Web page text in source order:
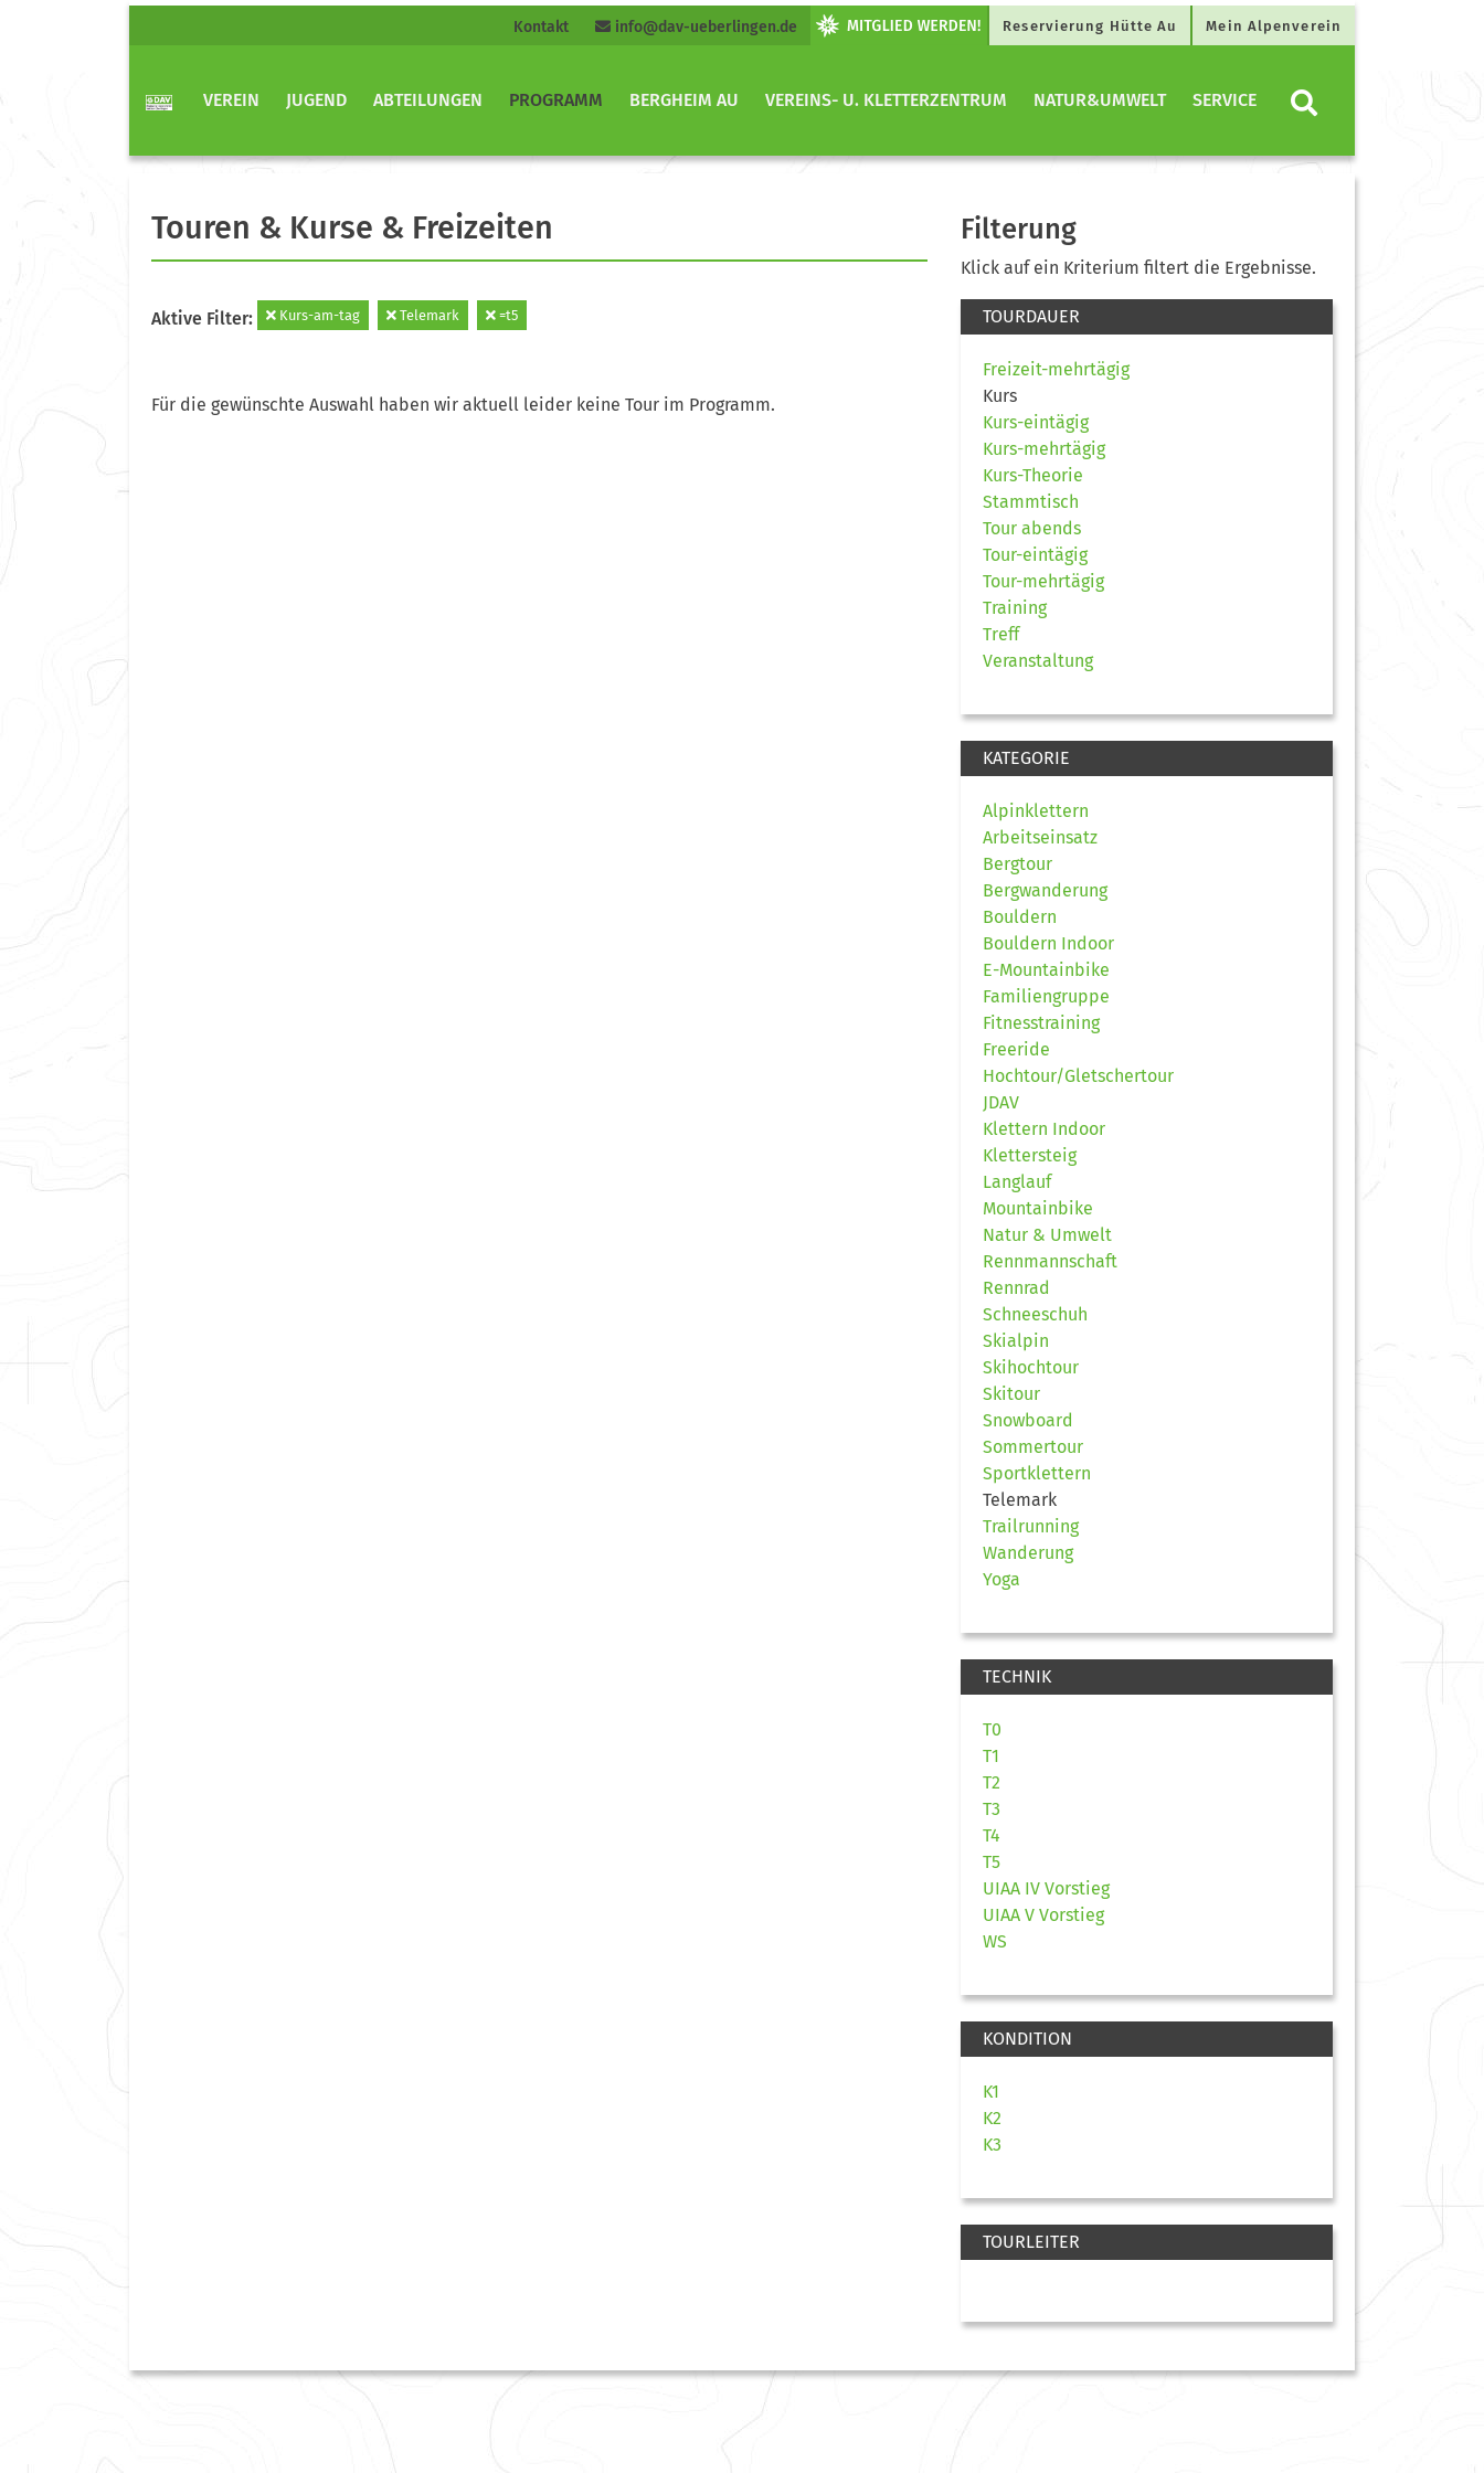
Kontakt info@dav-ueberlingen.de Reservierung Hütte Au Mein Alpenverein
VEREIN JUGEND ABTEILUNGEN PROGRAMM BERGHEIM AU VEREINS- U. KLETTERZENTRUM NATUR&UMWELT SERVICE
Touren & Kurse & Freizeiten
Aktive Filter: Kurs-am-tag Telemark =t5
Für die gewünschte Auswahl haben wir aktuell leider keine Tour im Programm.
Filterung
Klick auf ein Kriterium filtert die Ergebnisse.
TOURDAUER
Freizeit-mehrtägig
Kurs
Kurs-eintägig
Kurs-mehrtägig
Kurs-Theorie
Stammtisch
Tour abends
Tour-eintägig
Tour-mehrtägig
Training
Treff
Veranstaltung
KATEGORIE
Alpinklettern
Arbeitseinsatz
Bergtour
Bergwanderung
Bouldern
Bouldern Indoor
E-Mountainbike
Familiengruppe
Fitnesstraining
Freeride
Hochtour/Gletschertour
JDAV
Klettern Indoor
Klettersteig
Langlauf
Mountainbike
Natur & Umwelt
Rennmannschaft
Rennrad
Schneeschuh
Skialpin
Skihochtour
Skitour
Snowboard
Sommertour
Sportklettern
Telemark
Trailrunning
Wanderung
Yoga
TECHNIK
T0
T1
T2
T3
T4
T5
UIAA IV Vorstieg
UIAA V Vorstieg
WS
KONDITION
K1
K2
K3
TOURLEITER